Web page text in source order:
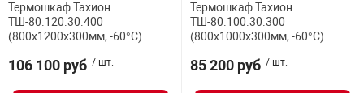
Термошкаф Тахион
ТШ-80.120.30.400
(800х1200х300мм, -60°С)
106 100 руб / шт.
Термошкаф Тахион
ТШ-80.100.30.300
(800х1000х300мм, -60°С)
85 200 руб / шт.